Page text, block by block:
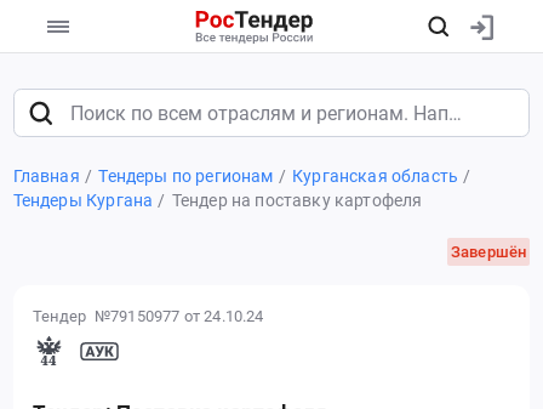
Главная Тендеры по регионам
Курганская область
Тендеры Кургана
Тендер на поставку картофеля
Завершён
Тендер №79150977 от 24.10.24